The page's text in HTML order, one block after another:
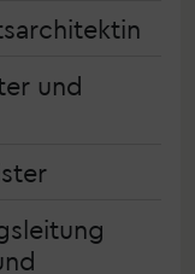
und